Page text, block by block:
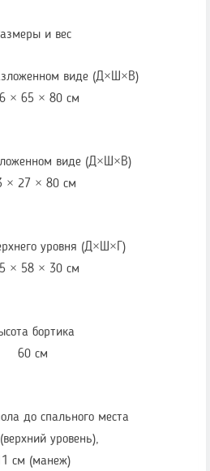
и вес
виде (Д×Ш×В)
× 65 × 80 см
виде (Д×Ш×В)
× 27 × 80 см
уровня (Д×Ш×Г)
× 58 × 30 см
бортика
60 см
до спального места
уровень),
см (манеж)